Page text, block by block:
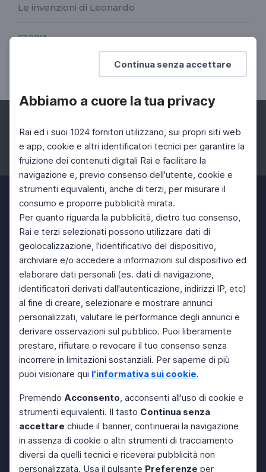
Continua senza accettare
Abbiamo a cuore la tua privacy
Rai ed i suoi 1024 fornitori utilizzano, sui propri siti web
e app, cookie e altri identificatori tecnici per garantire la
fruizione dei contenuti digitali Rai e facilitare la
navigazione e, previo consenso dell'utente, cookie e
strumenti equivalenti, anche di terzi, per misurare il
consumo e proporre pubblicità mirata.
Per quanto riguarda la pubblicità, dietro tuo consenso,
Rai e terzi selezionati possono utilizzare dati di
geolocalizzazione, l'identificativo del dispositivo,
archiviare e/o accedere a informazioni sul dispositivo ed
elaborare dati personali (es. dati di navigazione,
identificatori derivati dall'autenticazione, indirizzi IP, etc)
al fine di creare, selezionare e mostrare annunci
personalizzati, valutare le performance degli annunci e
derivare osservazioni sul pubblico. Puoi liberamente
prestare, rifiutare o revocare il tuo consenso senza
incorrere in limitazioni sostanziali. Per saperne di più
puoi visionare qui l'informativa sui cookie.
Premendo Acconsento, acconsenti all'uso di cookie e
strumenti equivalenti. Il tasto Continua senza
accettare chiude il banner, continuerai la navigazione
in assenza di cookie o altri strumenti di tracciamento
diversi da quelli tecnici e riceverai pubblicità non
personalizzata. Usa il pulsante Preferenze per
Le invenzioni di Leonardo
STORIA
Le capitali longobarde
Facebook Instagram Twitter